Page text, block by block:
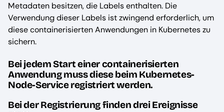
Metadaten besitzen, die Labels enthalten. Die
Verwendung dieser Labels ist zwingend erforderlich, um
diese containerisierten Anwendungen in Kubernetes zu
sichern.
Bei jedem Start einer containerisierten
Anwendung muss diese beim Kubernetes-
Node-Service registriert werden.
Bei der Registrierung finden drei Ereignisse